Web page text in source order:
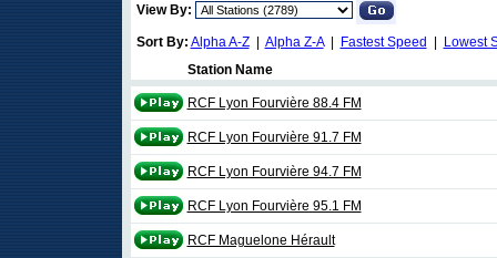
View By:
Sort By: Alpha A-Z| Alpha Z-A| Fastest Speed
Lowest
Station Name
RCF Lyon Fourvière 88.4 FM
RCF Lyon Fourvière 91.7 FM
RCF Lyon Fourvière 94.7 FM
RCF Lyon Fourvière 95.1 FM
RCF Maguelone Hérault